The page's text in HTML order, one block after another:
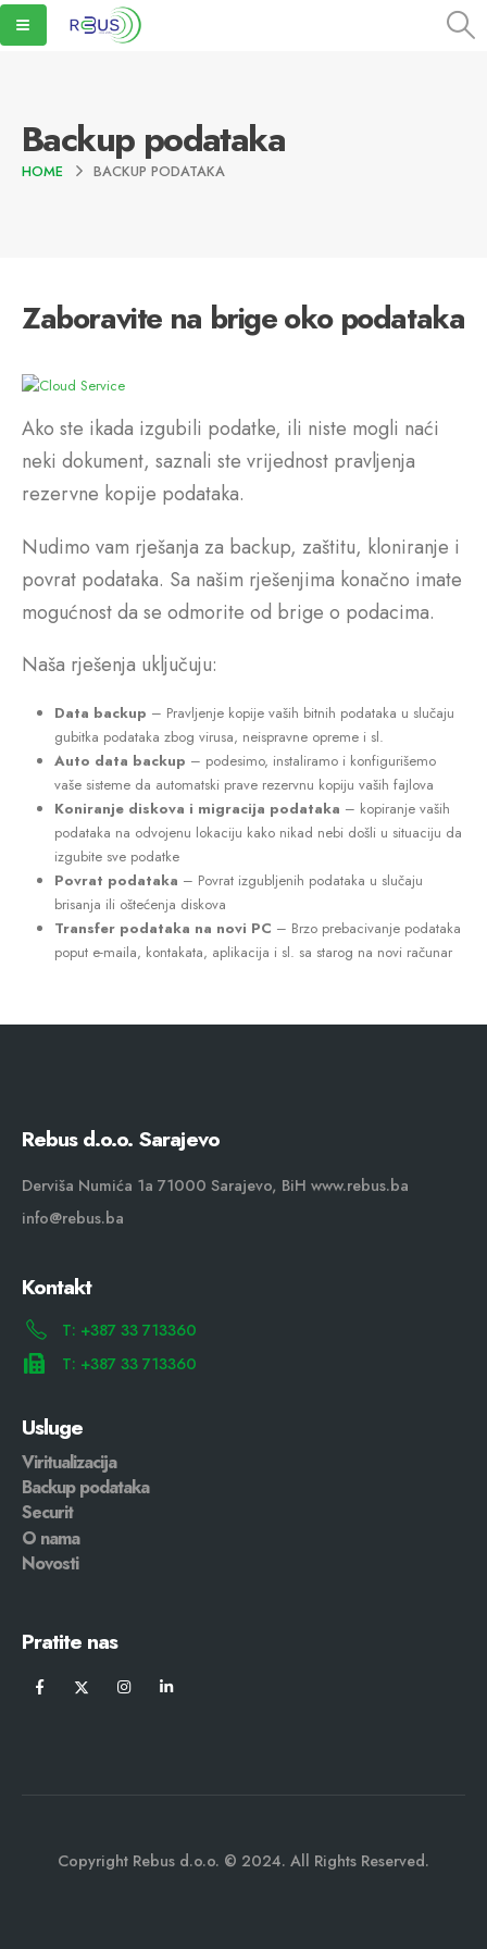
Backup podataka
HOME BACKUP PODATAKA
Zaboravite na brige oko podataka
Ako ste ikada izgubili podatke, ili niste mogli naći
neki dokument, saznali ste vrijednost pravljenja
rezervne kopije podataka.
Nudimo vam rješanja za backup, zaštitu, kloniranje i
povrat podataka. Sa našim rješenjima konačno imate
mogućnost da se odmorite od brige o podacima.
Naša rješenja uključuju:
Data backup – Pravljenje kopije vaših bitnih podataka u slučaju
gubitka podataka zbog virusa, neispravne opreme i sl.
Auto data backup – podesimo, instaliramo i konfigurišemo
vaše sisteme da automatski prave rezervnu kopiju vaših fajlova
Koniranje diskova i migracija podataka – kopiranje vaših
podataka na odvojenu lokaciju kako nikad nebi došli u situaciju da
izgubite sve podatke
Povrat podataka – Povrat izgubljenih podataka u slučaju
brisanja ili oštećenja diskova
Transfer podataka na novi PC – Brzo prebacivanje podataka
poput e-maila, kontakata, aplikacija i sl. sa starog na novi računar
Rebus d.o.o. Sarajevo
Derviša Numića 1a 71000 Sarajevo, BiH www.rebus.ba
info@rebus.ba
Kontakt
T: +387 33 713360
T: +387 33 713360
Usluge
Viritualizacija
Backup podataka
Securit
O nama
Novosti
Pratite nas
Copyright Rebus d.o.o. © 2024. All Rights Reserved.